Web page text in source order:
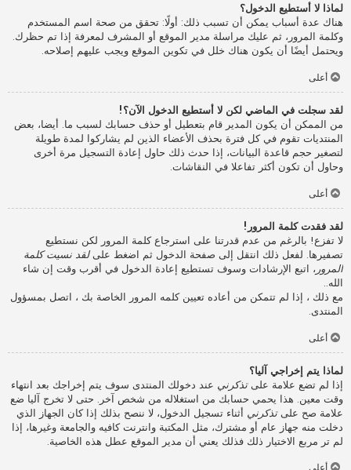
لماذا لا أستطيع الدخول؟
هناك عدة أسباب يمكن أن تسبب ذلك: أولًا: تحقق من صحة اسم المستخدم
وكلمة المرور، ثم عليك مراسلة مدير الموقع أو المشرف لمعرفة إذا تم حظرك.
ويحتمل أيضًا أن يكون هناك خلل في تكوين الموقع ويجب عليهم إصلاحه.
أعلى
لقد سجلت في الماضي لكن لا أستطيع الدخول الآن؟!
من الممكن أن يكون المدير قام بتعطيل أو حذف حسابك لسبب ما. أيضا، بعض
المنتديات تقوم في كل فترة بحذف الأعضاء الذين لم يشاركوا لمدة طويلة
لتصغير حجم قاعدة البيانات، إذا حدث ذلك حاول إعادة التسجيل مرة أخرى
وحاول أن تكون أكثر تفاعلا في النقاشات.
أعلى
لقد فقدت كلمة المرور!
لا تفزع! بالرغم من عدم قدرتنا على استرجاع كلمة المرور لكن نستطيع
تصفيرها. لفعل ذلك انتقل إلى صفحة الدخول ثم اضغط علىلقد نسيت كلمة
المرور ، اتبع الإرشادات وسوف تستطيع إعادة الدخول في أقرب وقت إن شاء
الله..
مع ذلك ، إذا لم تتمكن من أعاده تعيين كلمه المرور الخاصة بك ، اتصل بمسؤول
المنتدى.
أعلى
لماذا يتم إخراجي آليا؟
إذا لم تضع علامة علىتذكرني عند دخولك المنتدى سوف يتم إخراجك بعد انتهاء
وقت معين. هذا يحمي حسابك من استغلاله من شخص آخر. حتى لا تخرج آليا ضع
علامة صح علىتذكرني أثناء تسجيل الدخول، لا ننصح بذلك إذا كان الجهاز الذي
دخلت منه جهاز عام أو مشترك، مثل المكتبة وانترنت كافيه والجامعة وغيرها، إذا
لم تر مربع الاختيار ذلك فذلك يعني أن مدير الموقع عطل هذه الخاصية.